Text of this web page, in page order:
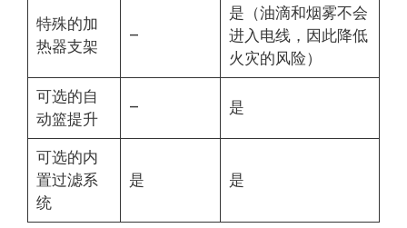
特殊的加
热器支架
–
是（油滴和烟雾不会
进入电线，因此降低
火灾的风险）
可选的自
动篮提升
– 是
可选的内
置过滤系
统
是 是